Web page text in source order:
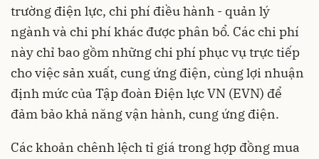
trường điện lực, chi phí điều hành - quản lý
ngành và chi phí khác được phân bổ. Các chi phí
này chỉ bao gồm những chi phí phục vụ trực tiếp
cho việc sản xuất, cung ứng điện, cùng lợi nhuận
định mức của Tập đoàn Điện lực VN (EVN) để
đảm bảo khả năng vận hành, cung ứng điện.
Các khoản chênh lệch tỉ giá trong hợp đồng mua